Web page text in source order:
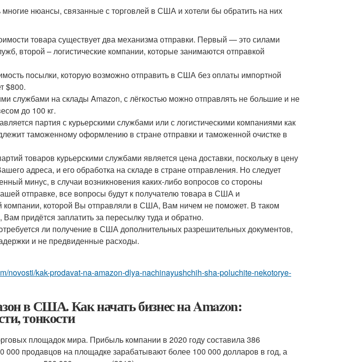
нюансы, связанные с торговлей в США и хотели бы обратить на них
товара существует два механизма отправки. Первый — это силами
второй – логистические компании, которые занимаются отправкой
посылки, которую возможно отправить в США без оплаты импортной
$800.
службами на склады Amazon, с лёгкостью можно отправлять не большие и не
до 100 кг.
партия с курьерскими службами или с логистическими компаниями как
таможенному оформлению в стране отправки и таможенной очистке в
товаров курьерскими службами является цена доставки, поскольку в цену
адреса, и его обработка на складе в стране отправления. Но следует
минус, в случаи возникновения каких-либо вопросов со стороны
отправке, все вопросы будут к получателю товара в США и
компании, которой Вы отправляли в США, Вам ничем не поможет. В таком
Вам придётся заплатить за пересылку туда и обратно.
ли получение в США дополнительных разрешительных документов,
и не предвиденные расходы.
novosti/kak-prodavat-na-amazon-dlya-nachinayushchih-sha-poluchite-nekotorye-
в США. Как начать бизнес на Amazon:
тонкости
площадок мира. Прибыль компании в 2020 году составила 386
000 продавцов на площадке зарабатывают более 100 000 долларов в год, а